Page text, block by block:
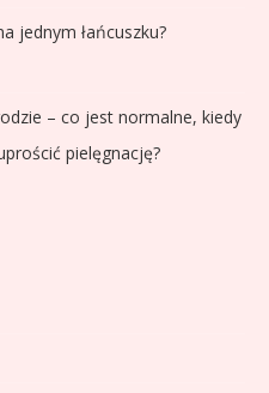
jednym łańcuszku?
– co jest normalne, kiedy
pielęgnację?
wiek: